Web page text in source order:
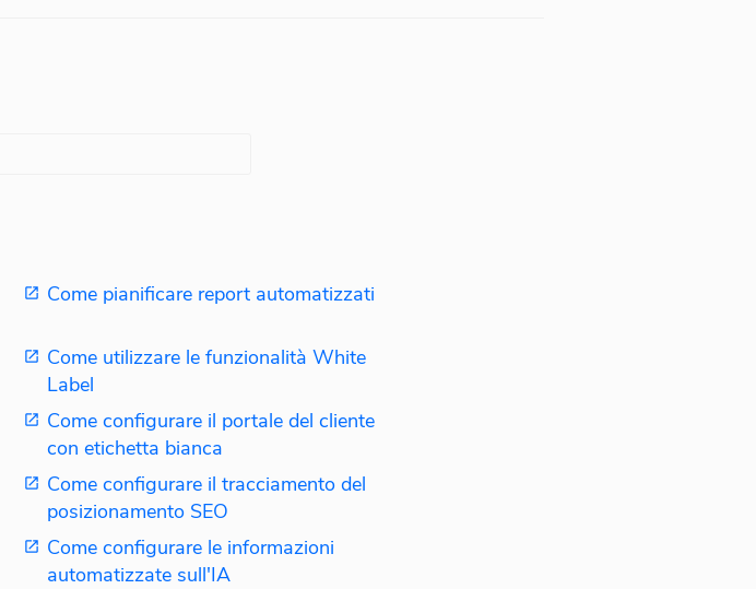
Come pianificare report automatizzati
Come utilizzare le funzionalità White
Label
Come configurare il portale del cliente
con etichetta bianca
Come configurare il tracciamento del
posizionamento SEO
Come configurare le informazioni
automatizzate sull'IA